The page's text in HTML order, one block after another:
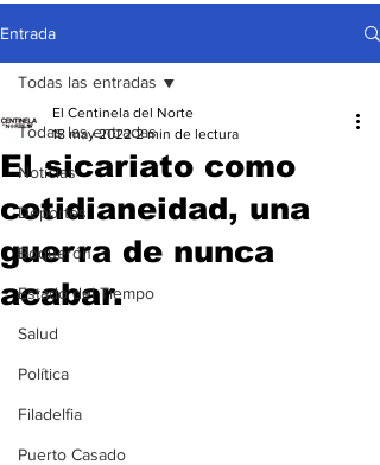
Entrada
Todas las entradas
Noticias
Deportes
Boquerón
Estado del Tiempo
Salud
Política
Filadelfia
Puerto Casado
Todas las entradas
El sicariato como
cotidianeidad, una
guerra de nunca
acabar.
El Centinela del Norte
18 may 2022 2 min de lectura